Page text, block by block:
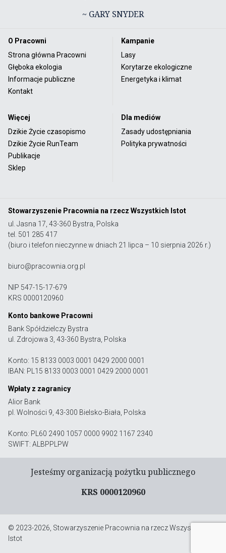
~ GARY SNYDER
O Pracowni
Strona główna Pracowni
Głęboka ekologia
Informacje publiczne
Kontakt
Kampanie
Lasy
Korytarze ekologiczne
Energetyka i klimat
Więcej
Dzikie Życie czasopismo
Dzikie Życie RunTeam
Publikacje
Sklep
Dla mediów
Zasady udostępniania
Polityka prywatności
Stowarzyszenie Pracownia na rzecz Wszystkich Istot
ul. Jasna 17, 43-360 Bystra, Polska
tel. 501 285 417
(biuro i telefon nieczynne w dniach 21 lipca – 10 sierpnia 2026 r.)
biuro@pracownia.org.pl
NIP 547-15-17-679
KRS 0000120960
Konto bankowe Pracowni
Bank Spółdzielczy Bystra
ul. Zdrojowa 3, 43-360 Bystra, Polska
Konto: 15 8133 0003 0001 0429 2000 0001
IBAN: PL15 8133 0003 0001 0429 2000 0001
Wpłaty z zagranicy
Alior Bank
pl. Wolności 9, 43-300 Bielsko-Biała, Polska
Konto: PL60 2490 1057 0000 9902 1167 2340
SWIFT: ALBPPLPW
Jesteśmy organizacją pożytku publicznego
KRS 0000120960
© 2023-2026, Stowarzyszenie Pracownia na rzecz Wszystkich
Istot